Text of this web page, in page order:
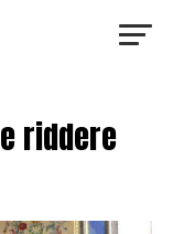
riddere